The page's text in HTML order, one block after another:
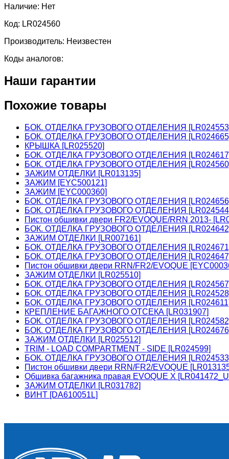
Наличие: Нет
Код: LR024560
Производитель: Неизвестен
Коды аналогов:
Наши гарантии
Похожие товары
БОК. ОТДЕЛКА ГРУЗОВОГО ОТДЕЛЕНИЯ
БОК. ОТДЕЛКА ГРУЗОВОГО ОТДЕЛЕНИЯ
КРЫШКА [LR025520]
БОК. ОТДЕЛКА ГРУЗОВОГО ОТДЕЛЕНИЯ
БОК. ОТДЕЛКА ГРУЗОВОГО ОТДЕЛЕНИЯ
ЗАЖИМ ОТДЕЛКИ [LR013135]
ЗАЖИМ [EYC500121]
ЗАЖИМ [EYC000360]
БОК. ОТДЕЛКА ГРУЗОВОГО ОТДЕЛЕНИЯ
БОК. ОТДЕЛКА ГРУЗОВОГО ОТДЕЛЕНИЯ
Пистон обшивки двери FR2/EVOQUE/RRN 2013-
БОК. ОТДЕЛКА ГРУЗОВОГО ОТДЕЛЕНИЯ
ЗАЖИМ ОТДЕЛКИ [LR007161]
БОК. ОТДЕЛКА ГРУЗОВОГО ОТДЕЛЕНИЯ
БОК. ОТДЕЛКА ГРУЗОВОГО ОТДЕЛЕНИЯ
Пистон обшивки двери RRN/FR2/EVOQUE
ЗАЖИМ ОТДЕЛКИ [LR025510]
БОК. ОТДЕЛКА ГРУЗОВОГО ОТДЕЛЕНИЯ
БОК. ОТДЕЛКА ГРУЗОВОГО ОТДЕЛЕНИЯ
БОК. ОТДЕЛКА ГРУЗОВОГО ОТДЕЛЕНИЯ [LR024611]
КРЕПЛЕНИЕ БАГАЖНОГО ОТСЕКА [LR031907]
БОК. ОТДЕЛКА ГРУЗОВОГО ОТДЕЛЕНИЯ
БОК. ОТДЕЛКА ГРУЗОВОГО ОТДЕЛЕНИЯ
ЗАЖИМ ОТДЕЛКИ [LR025512]
TRIM - LOAD COMPARTMENT - SIDE [LR024599]
БОК. ОТДЕЛКА ГРУЗОВОГО ОТДЕЛЕНИЯ
Пистон обшивки двери RRN/FR2/EVOQUE
Обшивка багажника правая EVOQUE X
ЗАЖИМ ОТДЕЛКИ [LR031782]
ВИНТ [DA610051L]